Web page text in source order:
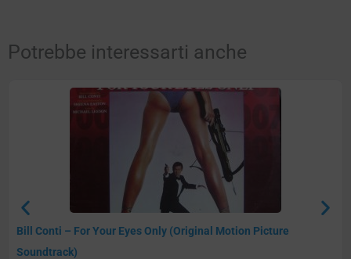
Potrebbe interessarti anche
Bill Conti – For Your Eyes Only (Original Motion Picture
Soundtrack)